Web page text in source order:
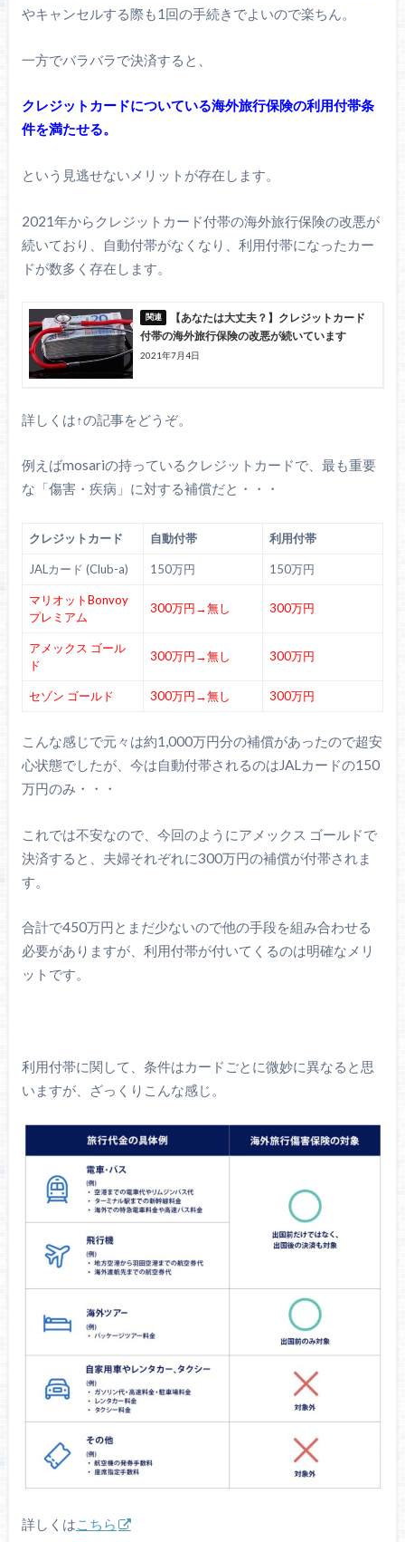
やキャンセルする際も1回の手続きでよいので楽ちん。
一方でバラバラで決済すると、
クレジットカードについている海外旅行保険の利用付帯条
件を満たせる。
という見逃せないメリットが存在します。
2021年からクレジットカード付帯の海外旅行保険の改悪が
続いており、自動付帯がなくなり、利用付帯になったカー
ドが数多く存在します。
【あなたは大丈夫？】クレジットカード
付帯の海外旅行保険の改悪が続いています
2021年7月4日
詳しくは↑の記事をどうぞ。
例えばmosariの持っているクレジットカードで、最も重要
な「傷害・疾病」に対する補償だと・・・
クレジットカード 自動付帯 利用付帯
JALカード (Club-a) 150万円 150万円
マリオットBonvoy
プレミアム
300万円→無し 300万円
アメックス ゴール
ド
300万円→無し 300万円
セゾン ゴールド 300万円→無し 300万円
こんな感じで元々は約1,000万円分の補償があったので超安
心状態でしたが、今は自動付帯されるのはJALカードの150
万円のみ・・・
これでは不安なので、今回のようにアメックス ゴールドで
決済すると、夫婦それぞれに300万円の補償が付帯されま
す。
合計で450万円とまだ少ないので他の手段を組み合わせる
必要がありますが、利用付帯が付いてくるのは明確なメリ
ットです。
利用付帯に関して、条件はカードごとに微妙に異なると思
いますが、ざっくりこんな感じ。
詳しくはこちら